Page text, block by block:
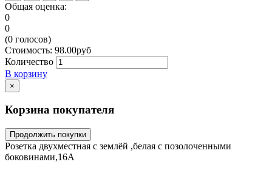
Общая оценка:
0
0
(0 голосов)
Стоимость: 98.00руб
Количество
В корзину
×
Корзина покупателя
Продолжить покупки
Розетка двухместная с землёй ,белая с позолоченными
боковинами,16А